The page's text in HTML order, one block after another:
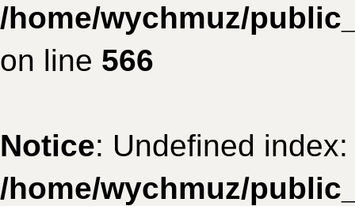
/home/wychmuz/
on line 566
Notice: Undefined
/home/wychmuz/